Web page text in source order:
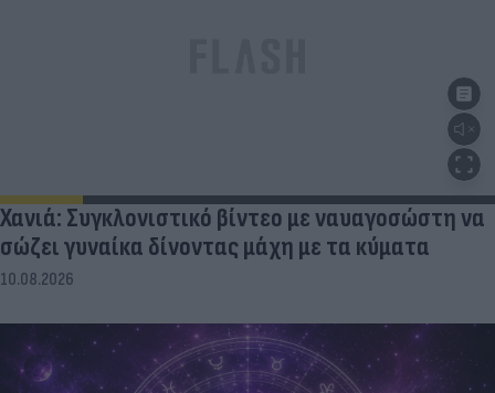
Χανιά: Συγκλονιστικό βίντεο με ναυαγοσώστη να
σώζει γυναίκα δίνοντας μάχη με τα κύματα
10.08.2026